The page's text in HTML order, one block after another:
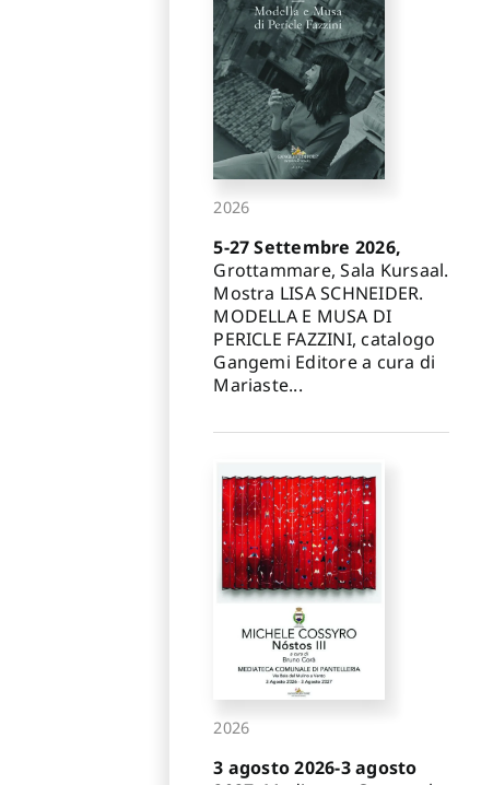
2026
5-27 Settembre 2026,
Grottammare, Sala Kursaal.
Mostra LISA SCHNEIDER.
MODELLA E MUSA DI
PERICLE FAZZINI, catalogo
Gangemi Editore a cura di
Mariaste...
2026
3 agosto 2026-3 agosto